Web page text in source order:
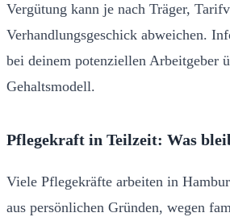
Vergütung kann je nach Träger,
Verhandlungsgeschick abweichen.
bei deinem potenziellen Arbeitgeber
Gehaltsmodell.
Pflegekraft in Teilzeit: Was
Viele Pflegekräfte arbeiten in
aus persönlichen Gründen, wegen